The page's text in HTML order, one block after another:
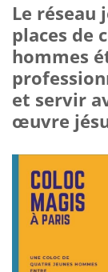
Le réseau
places de
hommes
et servir
œuvre